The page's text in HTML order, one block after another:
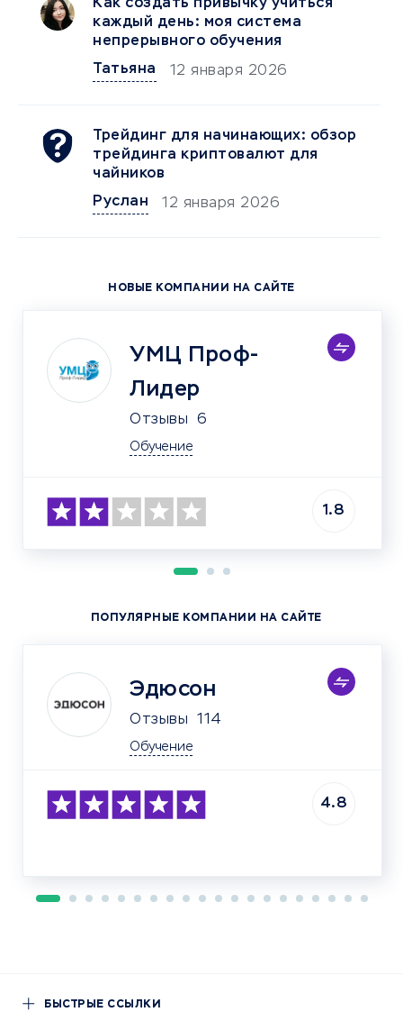
Как создать привычку учиться
каждый день: моя система
непрерывного обучения
Татьяна
12 января 2026
Трейдинг для начинающих: обзор
трейдинга криптовалют для
чайников
Руслан
12 января 2026
НОВЫЕ КОМПАНИИ НА САЙТЕ
УМЦ Проф-
Лидер
Отзывы 6
Обучение
1.8
ПОПУЛЯРНЫЕ КОМПАНИИ НА САЙТЕ
Эдюсон
Отзывы 114
Обучение
4.8
БЫСТРЫЕ ССЫЛКИ